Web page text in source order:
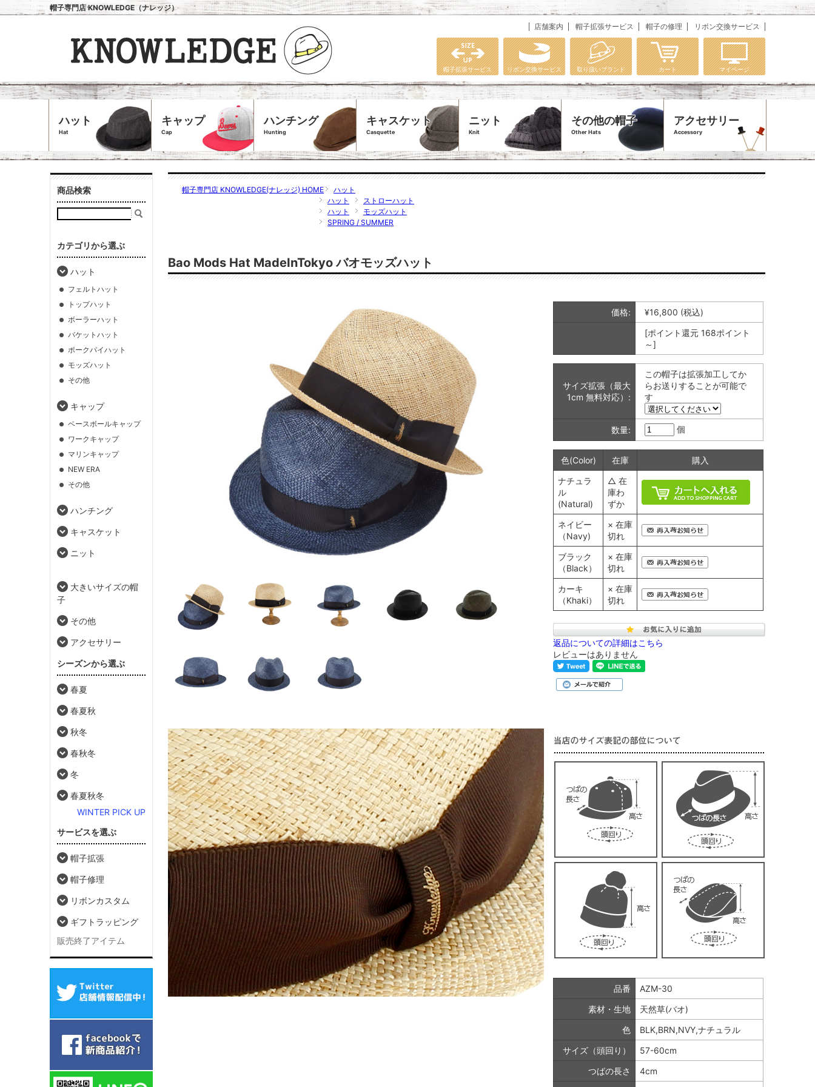
帽子専門店 KNOWLEDGE（ナレッジ）
店舗案内 帽子拡張サービス 帽子の修理 リボン交換サービス
帽子拡張サービス リボン交換サービス 取り扱いブランド カート マイページ
ハット
Hat
キャップ
Cap
ハンチング
Hunting
キャスケット
Casquette
ニット
Knit
その他の帽子
Other Hats
アクセサリー
Accessory
帽子専門店 KNOWLEDGE(ナレッジ) HOME
ハット
ハット
ストローハット
ハット
モッズハット
SPRING / SUMMER
Bao Mods Hat MadeInTokyo バオモッズハット
価格: ¥16,800 (税込)
[ポイント還元 168ポイント
～]
サイズ拡張（最大
1cm 無料対応）:
この帽子は拡張加工してか
らお送りすることが可能で
す
数量: 個
色(Color) 在庫
購入
ナチュラ
ル
(Natural)
△ 在
庫わ
ずか
ネイビー
（Navy)
× 在庫
切れ
ブラック
（Black）
× 在庫
切れ
カーキ
（Khaki）
× 在庫
切れ
返品についての詳細はこちら
レビューはありません
品番
AZM-30
素材・生地
天然草(バオ)
色
BLK,BRN,NVY,ナチュラル
サイズ（頭回り）
57-60cm
つばの長さ
4cm
商品検索
カテゴリから選ぶ
ハット
フェルトハット
トップハット
ボーラーハット
バケットハット
ポークパイハット
モッズハット
その他
キャップ
ベースボールキャップ
ワークキャップ
マリンキャップ
NEW ERA
その他
ハンチング
キャスケット
ニット
大きいサイズの帽
子
その他
アクセサリー
シーズンから選ぶ
春夏
春夏秋
秋冬
春秋冬
冬
春夏秋冬
WINTER PICK UP
サービスを選ぶ
帽子拡張
帽子修理
リボンカスタム
ギフトラッピング
販売終了アイテム